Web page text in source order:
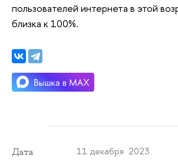
пользователей интернета в этой
близка к 100%.
Дата 11 декабря 2023